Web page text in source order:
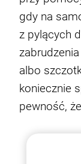
gdy na
z pylących
albo
koniecznie
pewność,